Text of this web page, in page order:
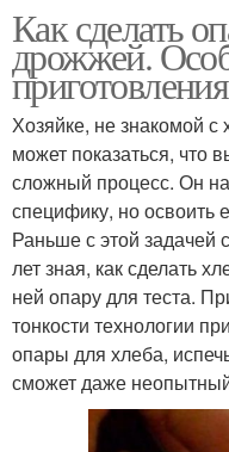
Как сделать
дрожжей.
приготовления
Хозяйке, не знакомой с
может показаться, что
сложный процесс. Он
специфику, но
Раньше с этой задачей
лет зная, как сделать
ней опару для теста.
тонкости технологии
опары для хлеба,
сможет даже